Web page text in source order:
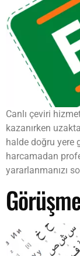
Canlı çeviri
kazanırken
halde doğru yere
harcamadan
yararlanmanızı